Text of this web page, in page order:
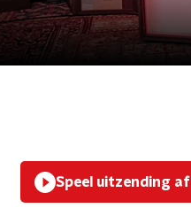
Speel uitzending af